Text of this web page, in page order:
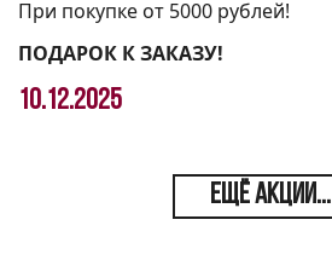
При покупке от 5000 рублей!
ПОДАРОК К ЗАКАЗУ!
10.12.2025
ЕЩЁ АКЦИИ...